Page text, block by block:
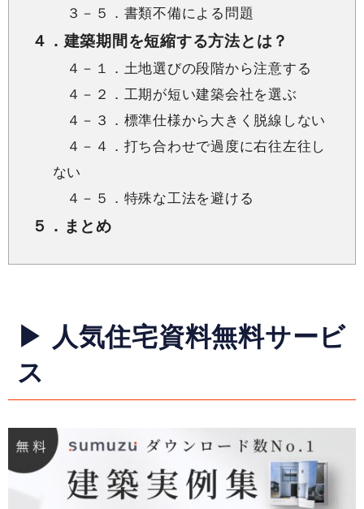
３－５．書類不備による問題
４．建築期間を短縮する方法とは？
４－１．土地選びの段階から注意する
４－２．工期が短い建築会社を選ぶ
４－３．標準仕様から大きく脱線しない
４－４．打ち合わせで過度に右往左往し
ない
４－５．特殊な工法を避ける
５．まとめ
▶ 人気住宅資料無料サービ
ス